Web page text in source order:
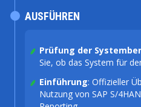
Prüfung der
Sie, ob das System für
Einführung: Offizieller
Nutzung von SAP S/
AUSFÜHREN